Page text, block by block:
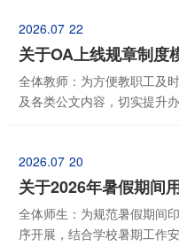
旅惠民优惠政策通知如下：
政策适用对象：2026级西安
22
2026.07
关于OA上线规章制度
全体教师：为方便教职工及
及各类公文内容，切实提升
盖以下类别：2026年发文、
事制度、财务制度、学生管
20
2026.07
关于2026年暑假期间
全体师生：为规范暑假期间
序开展，结合学校暑期工作